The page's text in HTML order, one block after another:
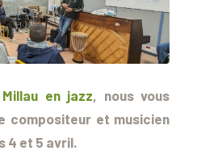
Millau en jazz , nous vous
compositeur et musicien
4 et 5 avril.